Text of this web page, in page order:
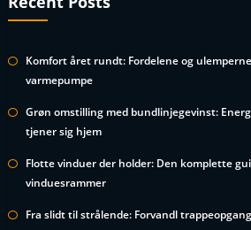
Komfort året rundt: Fordelene og
varmepumpe
Grøn omstilling med bundlinjegevinst:
tjener sig hjem
Flotte vinduer der holder: Den komplette
vinduesrammer
Fra slidt til strålende: Forvandl